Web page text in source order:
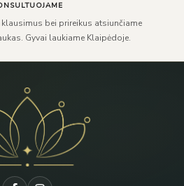
bei prireikus atsiunčiame
Gyvai laukiame Klaipėdoje.